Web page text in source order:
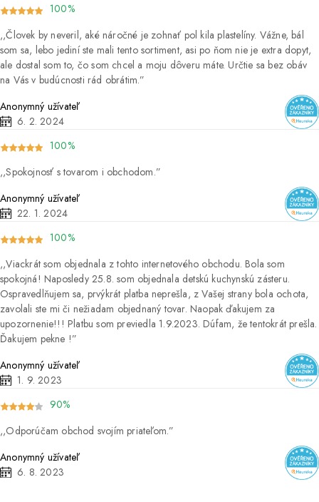
100%
Človek by neveril, aké náročné je zohnať pol kila plastelíny. Vážne, bál
som sa, lebo jediní ste mali tento sortiment, asi po ňom nie je extra dopyt,
ale dostal som to, čo som chcel a moju dôveru máte. Určtie sa bez obáv
na Vás v budúcnosti rád obrátim.
Anonymný užívateľ
6. 2. 2024
100%
Spokojnosť s tovarom i obchodom.
Anonymný užívateľ
22. 1. 2024
100%
Viackrát som objednala z tohto internetového obchodu. Bola som
spokojná! Naposledy 25.8. som objednala detskú kuchynskú zásteru.
Ospravedlňujem sa, prvýkrát platba neprešla, z Vašej strany bola ochota,
zavolali ste mi či nežiadam objednaný tovar. Naopak ďakujem za
upozornenie!!! Platbu som previedla 1.9.2023. Dúfam, že tentokrát prešla.
Ďakujem pekne !
Anonymný užívateľ
1. 9. 2023
90%
Odporúčam obchod svojím priateľom.
Anonymný užívateľ
6. 8. 2023